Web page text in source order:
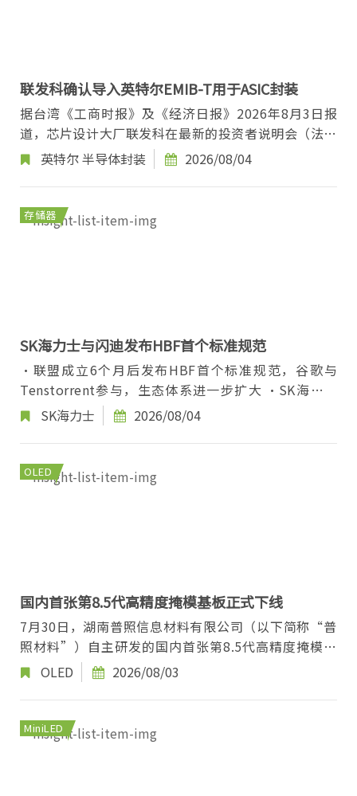
联发科确认导入英特尔EMIB-T用于ASIC封装
据台湾《工商时报》及《经济日报》2026年8月3日报
道，芯片设计大厂联发科在最新的投资者说明会（法说
会）上正式确认，在其人工智能定制芯片（AI ASIC...
英特尔半导体封装 2026/08/04
存储器
SK海力士与闪迪发布HBF首个标准规范
·联盟成立6个月后发布HBF首个标准规范，谷歌与
Tenstorrent参与，生态体系进一步扩大 ·SK海力士
副社长金千成、姜郁成于峰会开幕日发表主题演讲，提
SK海力士 2026/08/04
OLED
国内首张第8.5代高精度掩模基板正式下线
7月30日，湖南普照信息材料有限公司（以下简称“普
照材料”）自主研发的国内首张第8.5代高精度掩模基
OLED 2026/08/03
MiniLED